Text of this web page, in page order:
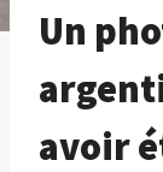
Un
avoir